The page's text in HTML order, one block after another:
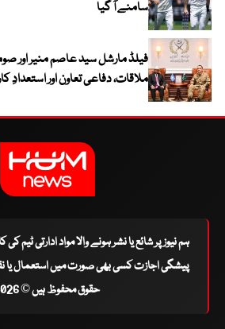
سامنے آ گیا
فیلڈ مارشل سید عاصم منیر اور
ملاقات، دفاعی تعاون اور استعدادِ
ہم نیوز پر شائع یا نشر ہونے والا مواد ادارتی ٹیم
پیشگی اجازت کسی بھی صورت میں استعمال یا
حقوق محفوظ ہیں © 2026